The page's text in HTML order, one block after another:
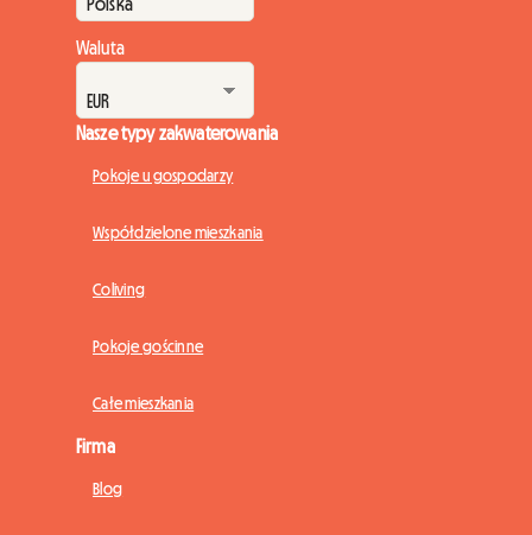
Waluta
Nasze typy zakwaterowania
Pokoje u gospodarzy
Współdzielone mieszkania
Coliving
Pokoje gościnne
Całe mieszkania
Firma
Blog